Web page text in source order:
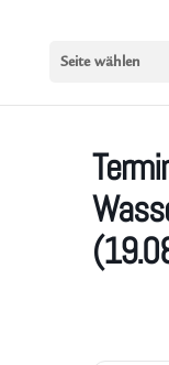
Seite wählen